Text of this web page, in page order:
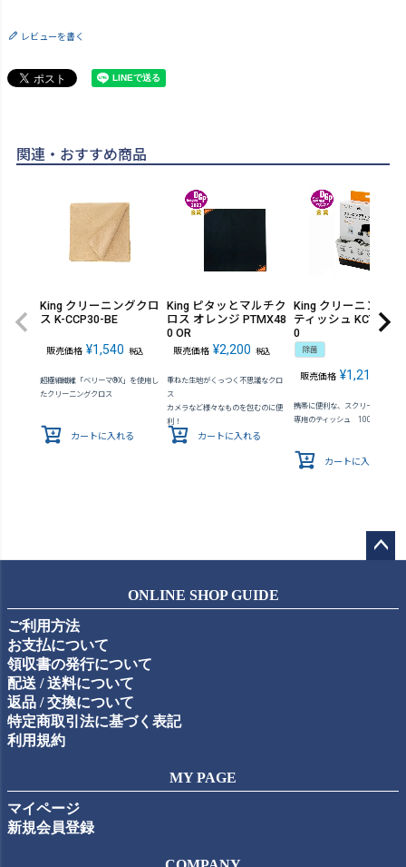
レビューを書く
関連・おすすめ商品
King クリーニングクロ
ス K-CCP30-BE
販売価格 ¥1,540 税込
超極細繊維「ベリーマ®X」を使用し
たクリーニングクロス
カートに入れる
King ピタッとマルチク
ロス オレンジ PTMX48
0 OR
販売価格 ¥2,200 税込
重ねた生地がくっつく不思議なクロ
ス
カメラなど様々なものを包むのに便
利！
カートに入れる
King クリーニング
ティッシュ KCTFSL-
0
除菌
販売価格 ¥1,210
携帯に便利な、スクリーン＆レン
専用のティッシュ 100枚入
カートに入れる
ップ
ONLINE SHOP GUIDE
ご利用方法
お支払について
領収書の発行について
配送 / 送料について
返品 / 交換について
特定商取引法に基づく表記
利用規約
MY PAGE
マイページ
新規会員登録